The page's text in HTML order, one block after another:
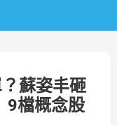
蘇姿丰砸
檔概念股